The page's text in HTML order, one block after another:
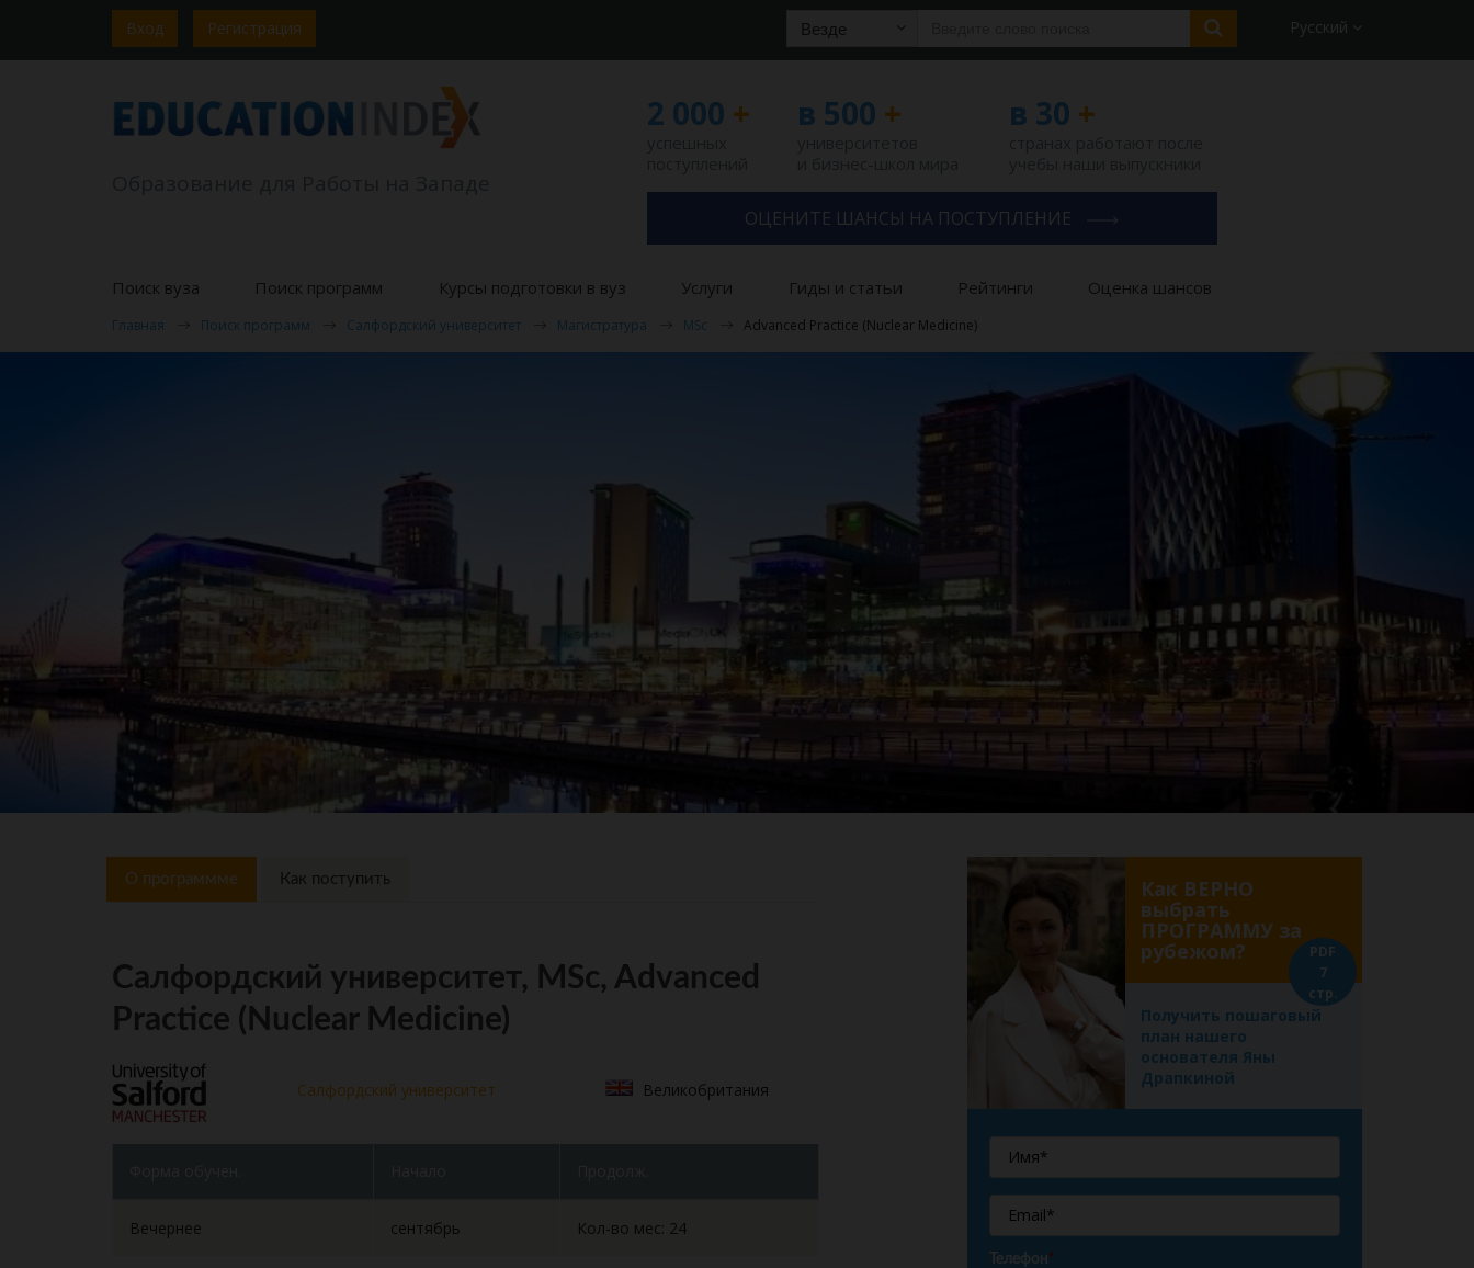
Вход Регистрация Везде Русский
2 000 + в 500 + в 30 +
ОЦЕНИТЕ ШАНСЫ НА ПОСТУПЛЕНИЕ
Поиск вуза Поиск программ Курсы подготовки в вуз Услуги Гиды и статьи Рейтинги Оценка шансов
Главная Поиск программ Салфордский университет Магистратура MSc Advanced Practice (Nuclear Medicine)
О программме Как поступить
Салфордский университет, MSc, Advanced
Practice (Nuclear Medicine)
Салфордский университет Великобритания
Вечернее сентябрь Кол-во мес: 24
Как ВЕРНО
выбрать
ПРОГРАММУ за
рубежом?
Получить пошаговый
план нашего
основателя Яны
Драпкиной
PDF
7
стр.
Телефон*